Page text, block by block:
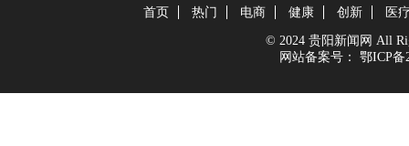
首页 热门 电商 健康 创新 医
© 2024 贵阳新闻网 All
网站备案号：
鄂ICP备